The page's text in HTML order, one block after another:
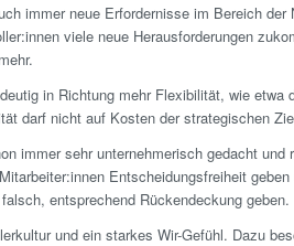
immer neue Erfordernisse im Bereich
viele neue Herausforderungen
in Richtung mehr Flexibilität, wie etwa
darf nicht auf Kosten der strategischen
immer sehr unternehmerisch gedacht
Entscheidungsfreiheit
entsprechend Rückendeckung geben.
und ein starkes Wir-Gefühl. Dazu